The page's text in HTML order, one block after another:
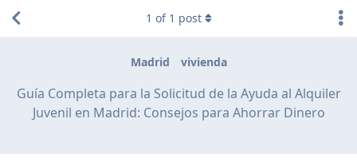
Madrid vivienda
Guía Completa para la Solicitud de la Ayuda al Alquiler
Juvenil en Madrid: Consejos para Ahorrar Dinero
1 of 1 post